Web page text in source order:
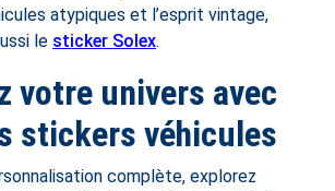
atypiques et l’esprit vintage,
le sticker Solex.
votre univers avec
stickers véhicules
complète, explorez